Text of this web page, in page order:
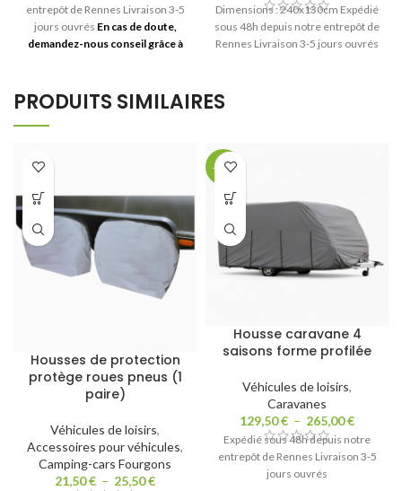
entrepôt de Rennes Livraison 3-5
jours ouvrés En cas de doute,
demandez-nous conseil grâce à
Dimensions : 240x130cm Expédié
sous 48h depuis notre entrepôt de
Rennes Livraison 3-5 jours ouvrés
PRODUITS SIMILAIRES
Housses de protection
protège roues pneus (1
paire)
Véhicules de loisirs,
Accessoires pour véhicules,
Camping-cars Fourgons
21,50€ – 25,50€
-32%
Housse caravane 4
saisons forme profilée
Véhicules de loisirs,
Caravanes
129,50€ – 265,00€
Expédié sous 48h depuis notre
entrepôt de Rennes Livraison 3-5
jours ouvrés